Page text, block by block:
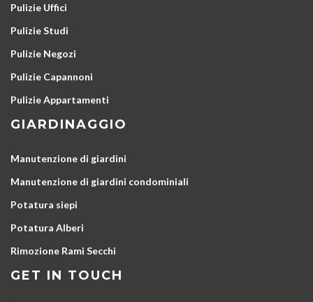
Pulizie Uffici
Pulizie Studi
Pulizie Negozi
Pulizie Capannoni
Pulizie Appartamenti
GIARDINAGGIO
Manutenzione di giardini
Manutenzione di giardini condominiali
Potatura siepi
Potatura Alberi
Rimozione Rami Secchi
GET IN TOUCH